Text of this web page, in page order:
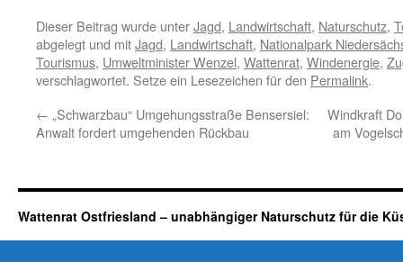
Dieser Beitrag wurde unterJagd, Landwirtschaft, Naturschutz,
abgelegt und mitJagd, Landwirtschaft, Nationalpark
Tourismus, Umweltminister Wenzel, Wattenrat, Windenergie,
verschlagwortet. Setze ein Lesezeichen für den Permalink.
← „Schwarzbau“ Umgehungsstraße Bensersiel:
Anwalt fordert umgehenden Rückbau
Windkraft
am
Wattenrat Ostfriesland – unabhängiger Naturschutz für die